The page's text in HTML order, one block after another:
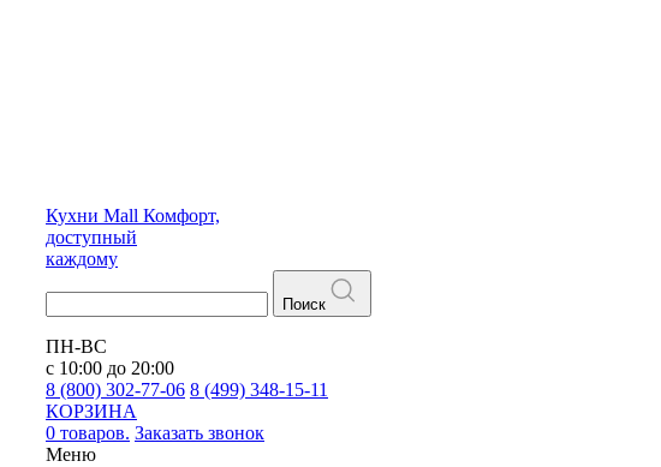
Кухни Mall Комфорт,
доступный
каждому
Поиск
ПН-ВС
с 10:00 до 20:00
8 (800) 302-77-06 8 (499) 348-15-11
КОРЗИНА
0 товаров. Заказать звонок
Меню